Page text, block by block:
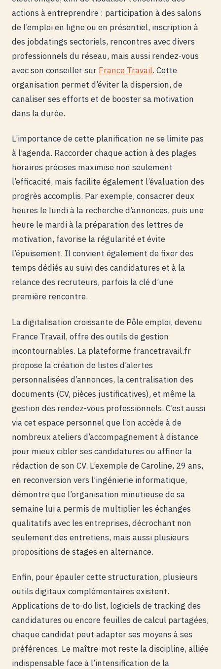
actions à entreprendre : participation à des salons
de l’emploi en ligne ou en présentiel, inscription à
des jobdatings sectoriels, rencontres avec divers
professionnels du réseau, mais aussi rendez-vous
avec son conseiller sur France Travail. Cette
organisation permet d’éviter la dispersion, de
canaliser ses efforts et de booster sa motivation
dans la durée.
L’importance de cette planification ne se limite pas
à l’agenda. Raccorder chaque action à des plages
horaires précises maximise non seulement
l’efficacité, mais facilite également l’évaluation des
progrès accomplis. Par exemple, consacrer deux
heures le lundi à la recherche d’annonces, puis une
heure le mardi à la préparation des lettres de
motivation, favorise la régularité et évite
l’épuisement. Il convient également de fixer des
temps dédiés au suivi des candidatures et à la
relance des recruteurs, parfois la clé d’une
première rencontre.
La digitalisation croissante de Pôle emploi, devenu
France Travail, offre des outils de gestion
incontournables. La plateforme francetravail.fr
propose la création de listes d’alertes
personnalisées d’annonces, la centralisation des
documents (CV, pièces justificatives), et même la
gestion des rendez-vous professionnels. C’est aussi
via cet espace personnel que l’on accède à de
nombreux ateliers d’accompagnement à distance
pour mieux cibler ses candidatures ou affiner la
rédaction de son CV. L’exemple de Caroline, 29 ans,
en reconversion vers l’ingénierie informatique,
démontre que l’organisation minutieuse de sa
semaine lui a permis de multiplier les échanges
qualitatifs avec les entreprises, décrochant non
seulement des entretiens, mais aussi plusieurs
propositions de stages en alternance.
Enfin, pour épauler cette structuration, plusieurs
outils digitaux complémentaires existent.
Applications de to-do list, logiciels de tracking des
candidatures ou encore feuilles de calcul partagées,
chaque candidat peut adapter ses moyens à ses
préférences. Le maître-mot reste la discipline, alliée
indispensable face à l’intensification de la